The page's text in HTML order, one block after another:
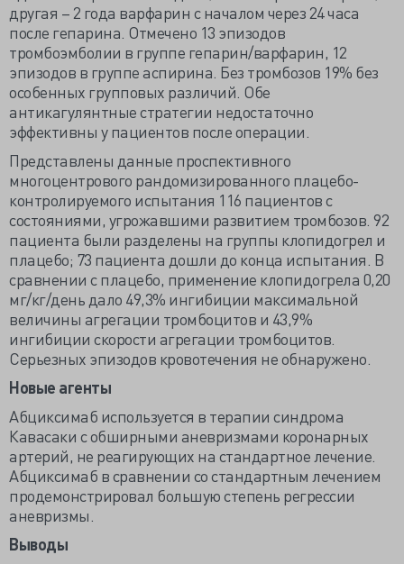
другая – 2 года варфарин с началом через 24 часа
после гепарина. Отмечено 13 эпизодов
тромбоэмболии в группе гепарин/варфарин, 12
эпизодов в группе аспирина. Без тромбозов 19% без
особенных групповых различий. Обе
антикагулянтные стратегии недостаточно
эффективны у пациентов после операции.
Представлены данные проспективного
многоцентрового рандомизированного плацебо-
контролируемого испытания 116 пациентов с
состояниями, угрожавшими развитием тромбозов. 92
пациента были разделены на группы клопидогрел и
плацебо; 73 пациента дошли до конца испытания. В
сравнении с плацебо, применение клопидогрела 0,20
мг/кг/день дало 49,3% ингибиции максимальной
величины агрегации тромбоцитов и 43,9%
ингибиции скорости агрегации тромбоцитов.
Серьезных эпизодов кровотечения не обнаружено.
Новые агенты
Абциксимаб используется в терапии синдрома
Кавасаки с обширными аневризмами коронарных
артерий, не реагирующих на стандартное лечение.
Абциксимаб в сравнении со стандартным лечением
продемонстрировал большую степень регрессии
аневризмы.
Выводы